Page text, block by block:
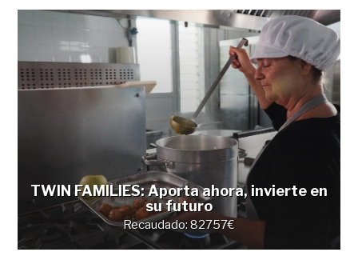
TWIN FAMILIES: Aporta ahora, invierte en
su futuro
Recaudado:82757€